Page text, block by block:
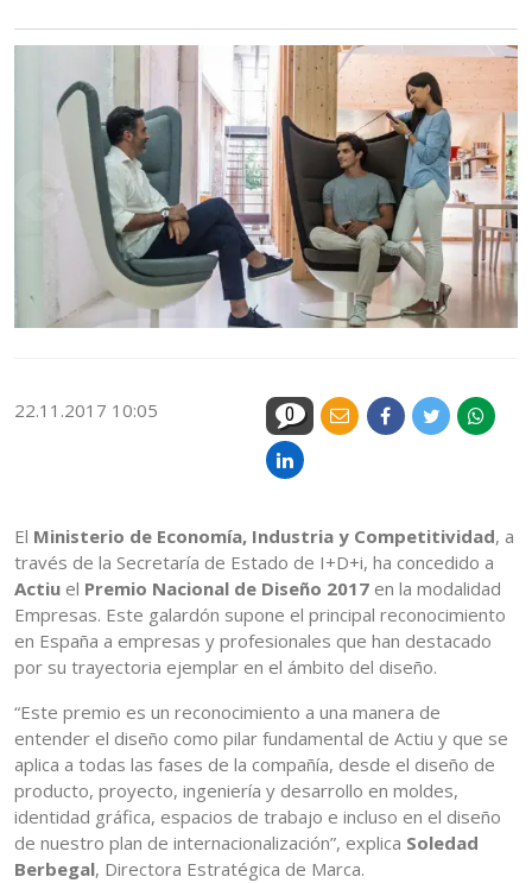
22.11.2017 10:05 0
El Ministerio de Economía, Industria y Competitividad, a
través de la Secretaría de Estado de I+D+i, ha concedido a
Actiu el Premio Nacional de Diseño 2017 en la modalidad
Empresas. Este galardón supone el principal reconocimiento
en España a empresas y profesionales que han destacado
por su trayectoria ejemplar en el ámbito del diseño.
“Este premio es un reconocimiento a una manera de
entender el diseño como pilar fundamental de Actiu y que se
aplica a todas las fases de la compañía, desde el diseño de
producto, proyecto, ingeniería y desarrollo en moldes,
identidad gráfica, espacios de trabajo e incluso en el diseño
de nuestro plan de internacionalización”, explica Soledad
Berbegal, Directora Estratégica de Marca.